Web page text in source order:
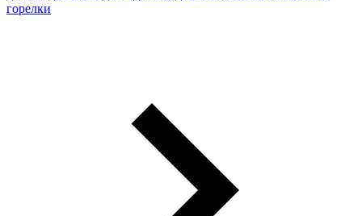
горелки